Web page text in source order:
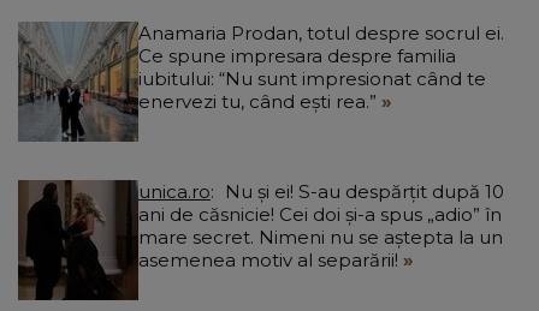
Anamaria Prodan, totul despre socrul ei.
Ce spune impresara despre familia
iubitului: “Nu sunt impresionat când te
enervezi tu, când ești rea.”
unica.ro
ani de căsnicie! Cei doi și-a spus „adio” în
mare secret. Nimeni nu se aștepta la un
asemenea motiv al separării!